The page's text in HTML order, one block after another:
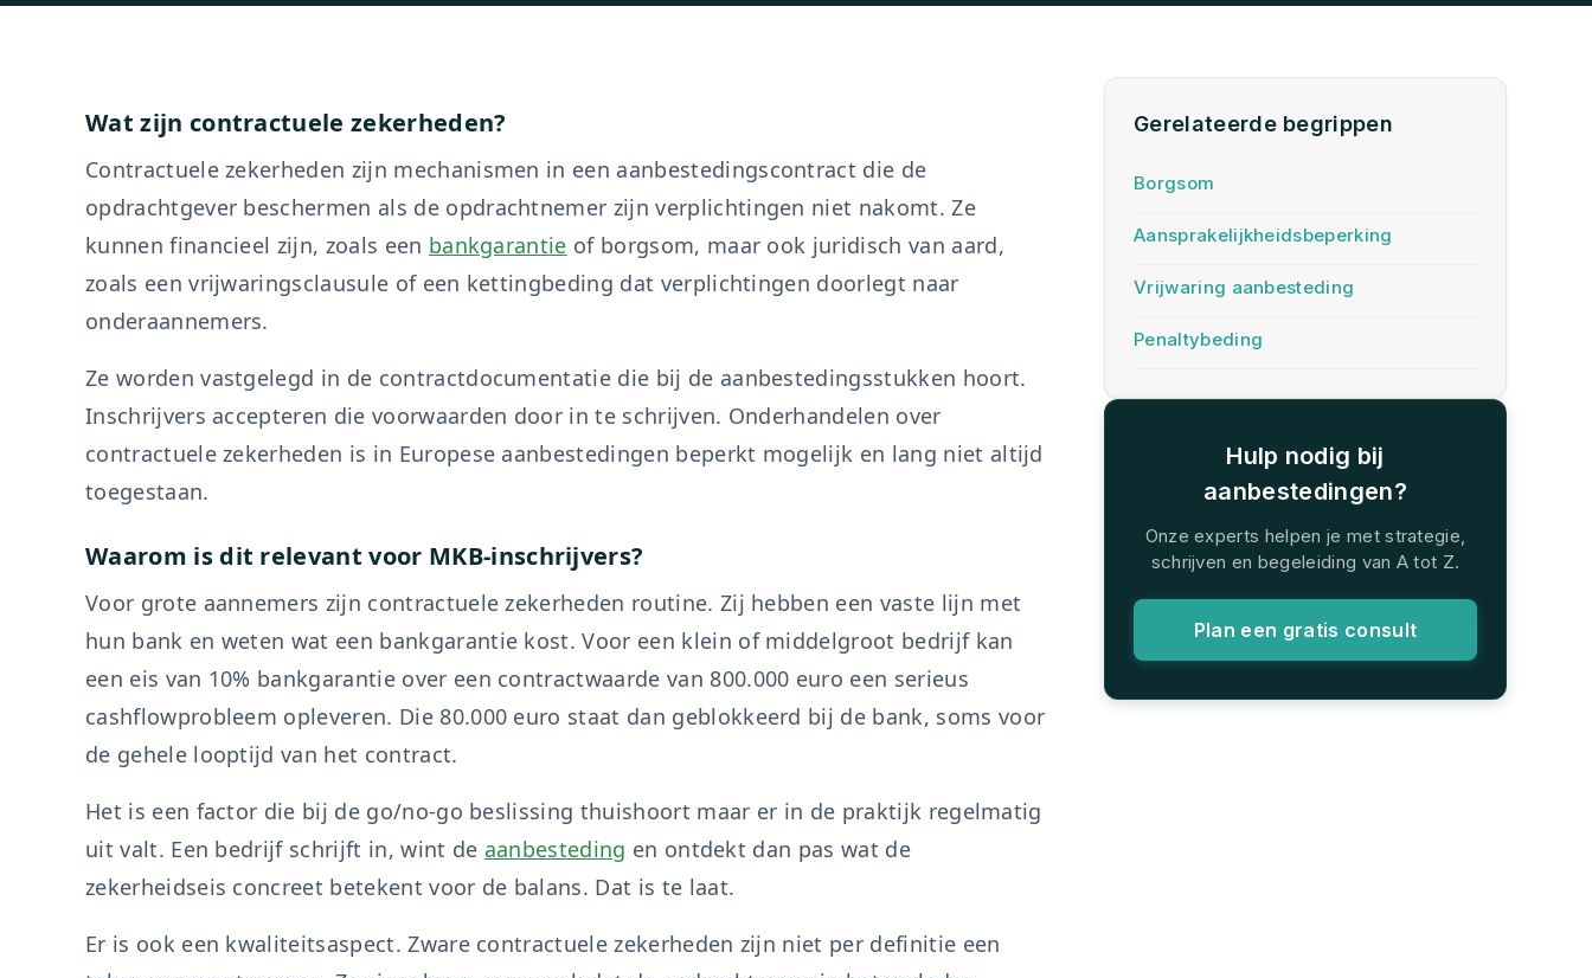
Wat zijn contractuele zekerheden?
Contractuele zekerheden zijn mechanismen in een aanbestedingscontract die de
opdrachtgever beschermen als de opdrachtnemer zijn verplichtingen niet nakomt. Ze
kunnen financieel zijn, zoals een bankgarantie of borgsom, maar ook juridisch van aard,
zoals een vrijwaringsclausule of een kettingbeding dat verplichtingen doorlegt naar
onderaannemers.
Ze worden vastgelegd in de contractdocumentatie die bij de aanbestedingsstukken hoort.
Inschrijvers accepteren die voorwaarden door in te schrijven. Onderhandelen over
contractuele zekerheden is in Europese aanbestedingen beperkt mogelijk en lang niet altijd
toegestaan.
Waarom is dit relevant voor MKB-inschrijvers?
Voor grote aannemers zijn contractuele zekerheden routine. Zij hebben een vaste lijn met
hun bank en weten wat een bankgarantie kost. Voor een klein of middelgroot bedrijf kan
een eis van 10% bankgarantie over een contractwaarde van 800.000 euro een serieus
cashflowprobleem opleveren. Die 80.000 euro staat dan geblokkeerd bij de bank, soms voor
de gehele looptijd van het contract.
Het is een factor die bij de go/no-go beslissing thuishoort maar er in de praktijk regelmatig
uit valt. Een bedrijf schrijft in, wint de aanbesteding en ontdekt dan pas wat de
zekerheidseis concreet betekent voor de balans. Dat is te laat.
Er is ook een kwaliteitsaspect. Zware contractuele zekerheden zijn niet per definitie een
Gerelateerde begrippen
Borgsom
Aansprakelijkheidsbeperking
Vrijwaring aanbesteding
Penaltybeding
Hulp nodig bij
aanbestedingen?
Onze experts helpen je met strategie,
schrijven en begeleiding van A tot Z.
Plan een gratis consult